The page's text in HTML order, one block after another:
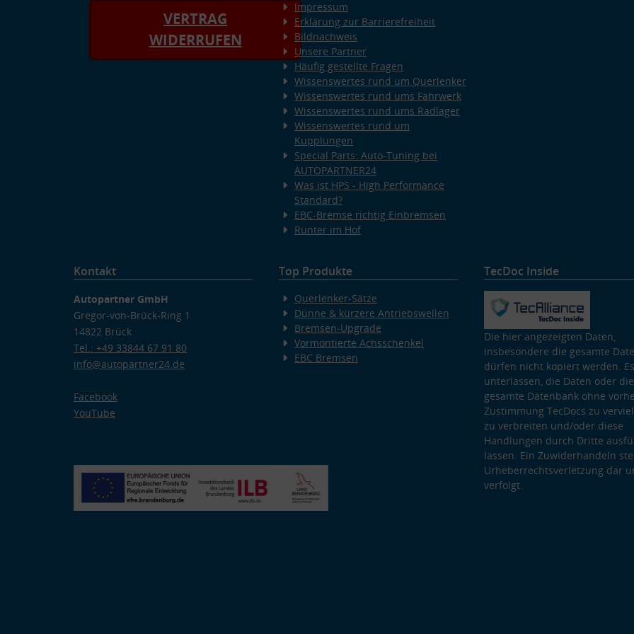
VERTRAG
WIDERRUFEN
Impressum
Erklärung zur Barrierefreiheit
Bildnachweis
Unsere Partner
Häufig gestellte Fragen
Wissenswertes rund um Querlenker
Wissenswertes rund ums Fahrwerk
Wissenswertes rund ums Radlager
Wissenswertes rund um
Kupplungen
Special Parts: Auto-Tuning bei
AUTOPARTNER24
Was ist HPS - High Performance
Standard?
EBC-Bremse richtig Einbremsen
Runter im Hof
Kontakt
Autopartner GmbH
Gregor-von-Brück-Ring 1
14822 Brück
Tel.: +49 33844 67 91 80
info@autopartner24.de
Facebook
YouTube
Top Produkte
Querlenker-Sätze
Dünne & kürzere Antriebswellen
Bremsen-Upgrade
Vormontierte Achsschenkel
EBC Bremsen
TecDoc Inside
Die hier angezeigten Daten,
insbesondere die gesamte
dürfen nicht kopiert werden.
unterlassen, die Daten oder die
gesamte Datenbank ohne
Zustimmung TecDocs zu
zu verbreiten und/oder diese
Handlungen durch Dritte
lassen. Ein Zuwiderhandeln
Urheberrechtsverletzung dar
verfolgt.